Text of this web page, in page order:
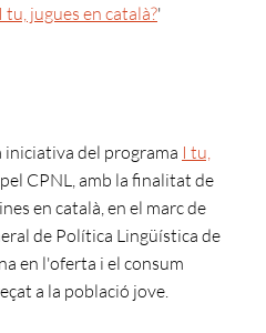
jugues en català?'
iniciativa del programa I tu,
pel CPNL, amb la finalitat de
en català, en el marc de
de Política Lingüística de
en l'oferta i el consum
a la població jove.